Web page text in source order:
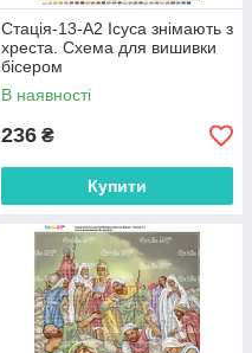
Стація-13-А2 Ісуса знімають з
хреста. Схема для вишивки
бісером
В наявності
236 ₴
Купити